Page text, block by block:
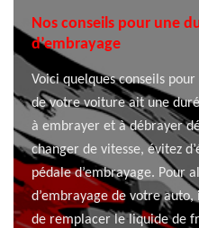
Nos conseils pour une
d’embrayage
Voici quelques conseils
de votre voiture ait une
à embrayer et à débrayer
changer de vitesse, évitez
pédale d’embrayage. Pour
d’embrayage de votre
de remplacer le liquide de